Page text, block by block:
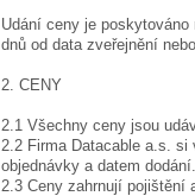
Udání ceny je
dnů od data zveřejnění
2. CENY
2.1 Všechny ceny jsou
2.2 Firma Datacable a.s. si
objednávky a datem dodání.
2.3 Ceny zahrnují pojištění